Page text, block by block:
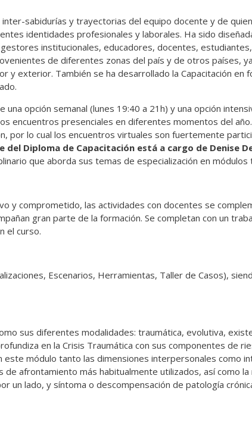
sabidurías y trayectorias del equipo docente y de
identidades profesionales y laborales. Ha sido
institucionales, educadores, docentes,
de diferentes zonas del país y de otros países,
y exterior. También se ha desarrollado la Capacitación en
opción semanal (lunes 19:40 a 21h) y una opción
encuentros presenciales en diferentes momentos del
por lo cual los encuentros virtuales son fuertemente
del Diploma de Capacitación está a cargo de Denise
que aborda sus temas de especialización en
y comprometido, las actividades con docentes se
gran parte de la formación. Se completan con un
el curso.
Escenarios, Herramientas, Taller de Casos),
sus diferentes modalidades: traumática, evolutiva,
en la Crisis Traumática con sus componentes de
este módulo tanto las dimensiones interpersonales como
afrontamiento más habitualmente utilizados, así como la
un lado, y síntoma o descompensación de patología